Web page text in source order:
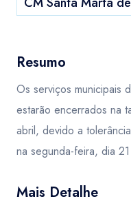
Resumo
Os serviços municipais
estarão encerrados na
abril, devido a
na segunda-feira, dia
Mais Detalhe